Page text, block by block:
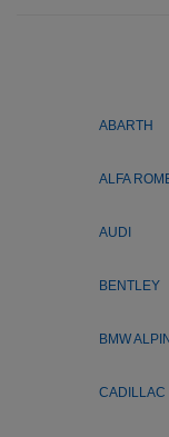
ABARTH
ALFA
AUDI
BENTLEY
BMW
CADILLAC